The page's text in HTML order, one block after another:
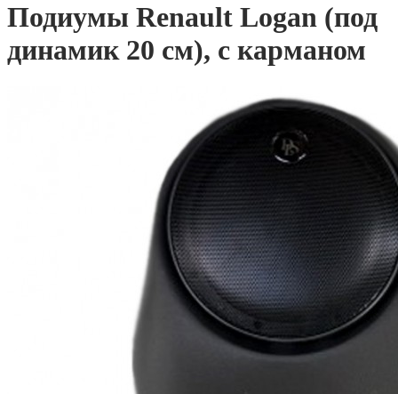
Подиумы Renault Logan (под
динамик 20 см), c карманом